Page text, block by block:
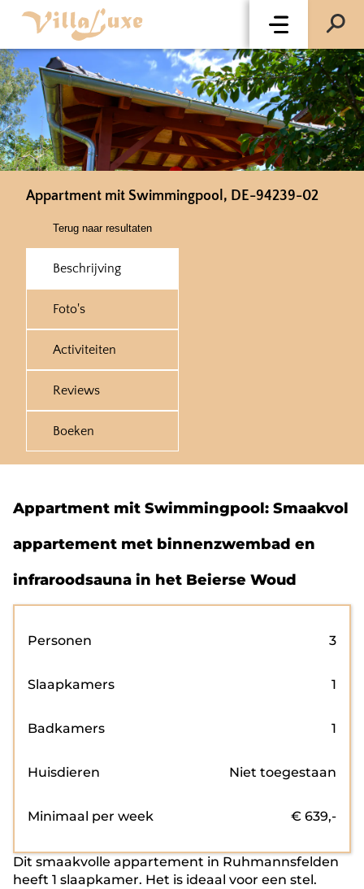
Appartment mit Swimmingpool, DE-94239-02
Terug naar resultaten
Beschrijving
Foto's
Activiteiten
Reviews
Boeken
Appartment mit Swimmingpool: Smaakvol
appartement met binnenzwembad en
infraroodsauna in het Beierse Woud
Personen 3
Slaapkamers 1
Badkamers 1
Huisdieren Niet toegestaan
Minimaal per week € 639,-
Dit smaakvolle appartement in Ruhmannsfelden
heeft 1 slaapkamer. Het is ideaal voor een stel.